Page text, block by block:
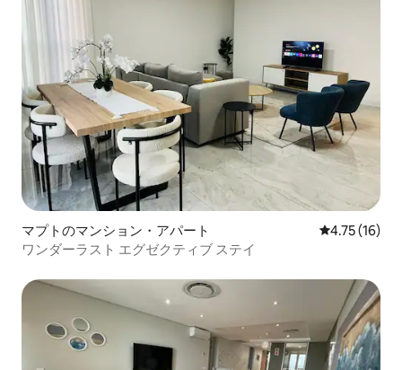
マプトのマンション・アパート レビュー16
4.75 (16)
ワンダーラスト エグゼクティブ ステイ